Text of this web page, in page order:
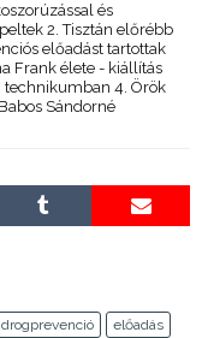
és
2. Tisztán előrébb
előadást tartottak
Frank élete - kiállítás
technikumban 4. Örök
Sándorné
drogprevenció
előadás